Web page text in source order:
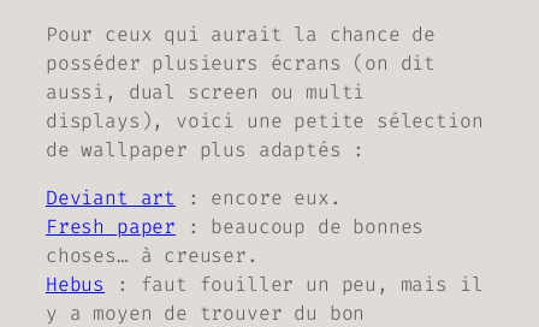
Pour ceux qui aurait la chance de
posséder plusieurs écrans (on dit
aussi, dual screen ou multi
displays ), voici une petite sélection
de wallpaper plus adaptés :
Deviant art : encore eux.
Fresh paper : beaucoup de bonnes
choses… à creuser.
Hebus
: faut fouiller un peu, mais il
y a moyen de trouver du bon